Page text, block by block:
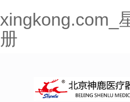
xingkong.com_
册